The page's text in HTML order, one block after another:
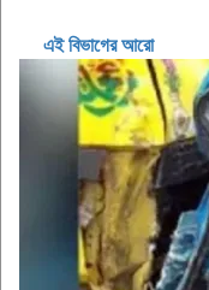
এই বিভাগের আরো